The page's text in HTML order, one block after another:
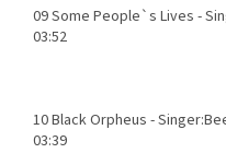
09Some People`s Lives -
03:52
10Black Orpheus -
03:39